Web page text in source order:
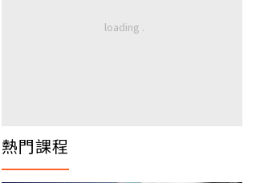
熱門課程